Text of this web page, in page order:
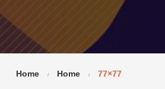
Home Home 77×77